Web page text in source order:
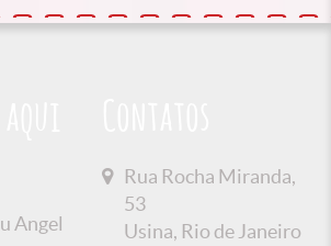
Angel
Rua Rocha Miranda,
53
Usina, Rio de Janeiro